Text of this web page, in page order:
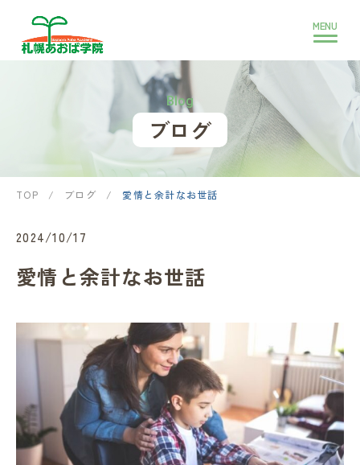
Blog
ブログ
TOP / ブログ / 愛情と余計なお世話
2024/10/17
愛情と余計なお世話